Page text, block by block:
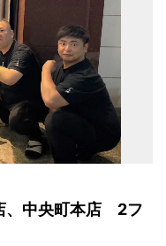
、中央町本店 2フ